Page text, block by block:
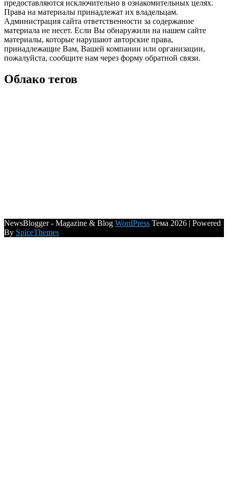
предоставляются исключительно в ознакомительных целях.
Права на материалы принадлежат их владельцам.
Администрация сайта ответственности за содержание
материала не несет. Если Вы обнаружили на нашем сайте
материалы, которые нарушают авторские права,
принадлежащие Вам, Вашей компании или организации,
пожалуйста, сообщите нам через форму обратной связи.
Облако тегов
NewsBlogger - Magazine & Blog WordPress Тема 2026 | Powered
By SpiceThemes